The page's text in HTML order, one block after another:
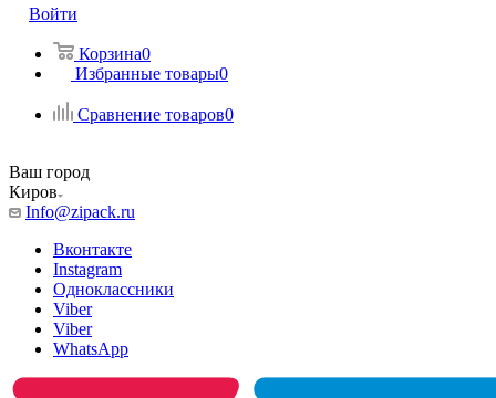
Войти
Корзина0
Избранные товары0
Сравнение товаров0
Ваш город
Киров
Info@zipack.ru
Вконтакте
Instagram
Одноклассники
Viber
Viber
WhatsApp